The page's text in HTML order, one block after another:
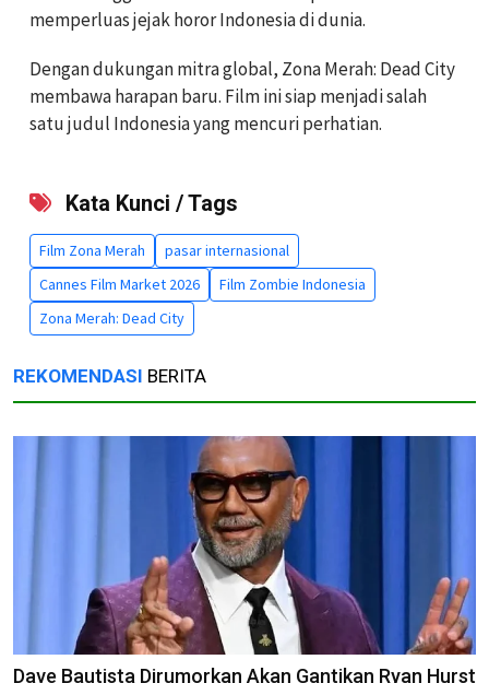
memperluas jejak horor Indonesia di dunia.
Dengan dukungan mitra global, Zona Merah: Dead City
membawa harapan baru. Film ini siap menjadi salah
satu judul Indonesia yang mencuri perhatian.
Kata Kunci / Tags
Film Zona Merah
pasar internasional
Cannes Film Market 2026
Film Zombie Indonesia
Zona Merah: Dead City
REKOMENDASI BERITA
Dave Bautista Dirumorkan Akan Gantikan Ryan Hurst